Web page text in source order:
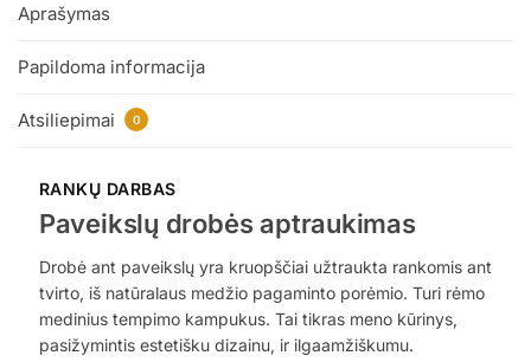
Aprašymas
Papildoma informacija
Atsiliepimai 0
RANKŲ DARBAS
Paveikslų drobės aptraukimas
Drobė ant paveikslų yra kruopščiai užtraukta rankomis ant
tvirto, iš natūralaus medžio pagaminto porėmio. Turi rėmo
medinius tempimo kampukus. Tai tikras meno kūrinys,
pasižymintis estetišku dizainu, ir ilgaamžiškumu.